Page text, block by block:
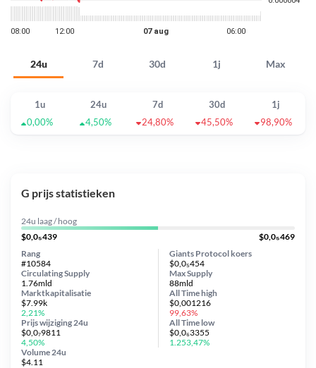
24u 7d 30d 1j Max
1u 24u 7d 30d
1j
0,00%
4,50% 24,80% 45,50% 98,90%
G prijs statistieken
24u laag / hoog
$0,0₅439
$0,0₅469
Giants Protocol koers
$0,0₅454
Circulating Supply
1.76mld
Prijs wijziging 24u
$0,0₇9811
4,50%
Max Supply
88mld
Marktkapitalisatie
$7.99k
2,21%
Volume 24u
$4.11
Rang
#10584
All Timehigh
$0,001216
99,63%
All Time low
$0,0₆3355
1.253,47%